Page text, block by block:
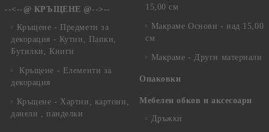
--<--@ КРЪЩЕНЕ @-->--
Кръщене - Предмети за
декорация - Кутии, Папки,
Бутилки, Книги
Кръщене - Елементи за
декорация
Кръщене - Хартии, картони,
данели , панделки
15,00 см
Макраме Основи - над 15,00
см
Макраме - Други материали
Опаковки
Мебелен обков и аксесоари
Дръжки